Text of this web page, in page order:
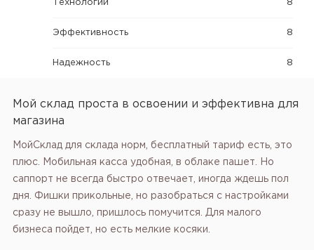
Технологии 8
Эффективность 8
Надежность 8
Мой склад проста в освоении и эффективна для
магазина
МойСклад для склада норм, бесплатный тариф есть, это
плюс. Мобильная касса удобная, в облаке пашет. Но
саппорт не всегда быстро отвечает, иногда ждешь пол
дня. Фишки прикольные, но разобраться с настройками
сразу не вышло, пришлось помучится. Для малого
бизнеса пойдет, но есть мелкие косяки.